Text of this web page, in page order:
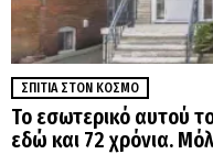
ΣΠΊΤΙΑ ΣΤΟΝ ΚΌΣΜΟ
Το εσωτερικό αυτού
εδώ και 72 χρόνια.